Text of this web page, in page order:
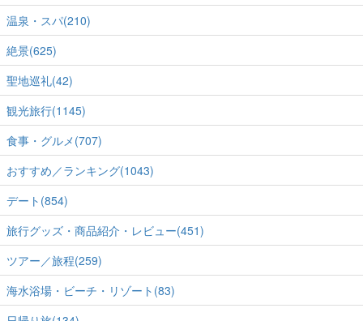
温泉・スパ(210)
絶景(625)
聖地巡礼(42)
観光旅行(1145)
食事・グルメ(707)
おすすめ／ランキング(1043)
デート(854)
旅行グッズ・商品紹介・レビュー(451)
ツアー／旅程(259)
海水浴場・ビーチ・リゾート(83)